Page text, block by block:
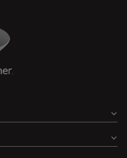
Logo